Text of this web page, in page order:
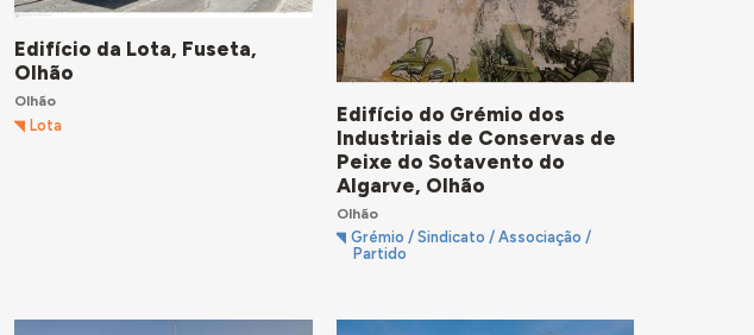
Edifício da Lota, Fuseta,
Olhão
Olhão
Lota
Edifício do Grémio dos
Industriais de Conservas de
Peixe do Sotavento do
Algarve, Olhão
Olhão
Grémio / Sindicato / Associação /
Partido